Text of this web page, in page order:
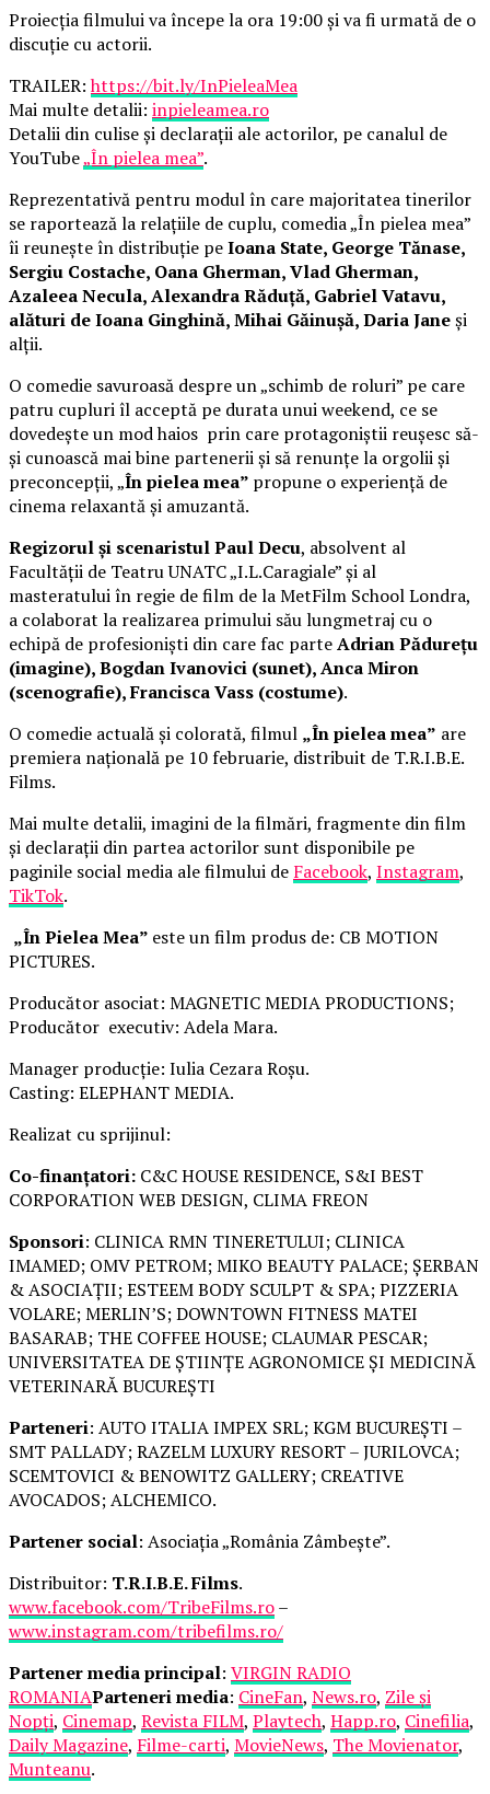
Proiecția filmului va începe la ora 19:00 și va fi urmată de o
discuție cu actorii.
TRAILER:https://bit.ly/InPieleaMea
Mai multe detalii: inpieleamea.ro
Detalii din culise și declarații ale actorilor, pe canalul de
YouTube„În pielea mea”.
Reprezentativă pentru modul în care majoritatea tinerilor
se raportează la relațiile de cuplu, comedia „În pielea mea”
îi reunește în distribuție peIoana State, George Tănase,
Sergiu Costache, Oana Gherman, Vlad Gherman,
Azaleea Necula, Alexandra Răduță, Gabriel Vatavu,
alături de Ioana Ginghină, Mihai Găinușă, Daria Janeși
alții.
O comedie savuroasă despre un „schimb de roluri” pe care
patru cupluri îl acceptă pe durata unui weekend, ce se
dovedește un mod haios prin care protagoniștii reușesc să-
și cunoască mai bine partenerii și să renunțe la orgolii și
preconcepții, „În pielea mea” propune o experiență de
cinema relaxantă și amuzantă.
Regizorul și scenaristul Paul Decu, absolvent al
Facultății de Teatru UNATC „I.L.Caragiale” și al
masteratului în regie de film de la MetFilm School Londra,
a colaborat la realizarea primului său lungmetraj cu o
echipă de profesioniști din care fac parteAdrian Pădurețu
(imagine), Bogdan Ivanovici (sunet), Anca Miron
(scenografie), Francisca Vass (costume).
O comedie actuală și colorată, filmul „În pielea mea” are
premiera națională pe 10 februarie, distribuit de T.R.I.B.E.
Films.
Mai multe detalii, imagini de la filmări, fragmente din film
și declarații din partea actorilor sunt disponibile pe
paginile social media ale filmului de Facebook, Instagram,
TikTok.
„În Pielea Mea” este un film produs de: CB MOTION
PICTURES.
Producător asociat: MAGNETIC MEDIA PRODUCTIONS;
Producător executiv: Adela Mara.
Manager producție: Iulia Cezara Roșu.
Casting: ELEPHANT MEDIA.
Realizat cu sprijinul:
Co-finanțatori: C&C HOUSE RESIDENCE, S&I BEST
CORPORATION WEB DESIGN, CLIMA FREON
Sponsori: CLINICA RMN TINERETULUI; CLINICA
IMAMED; OMV PETROM; MIKO BEAUTY PALACE; ȘERBAN
& ASOCIAȚII; ESTEEM BODY SCULPT & SPA; PIZZERIA
VOLARE; MERLIN’S; DOWNTOWN FITNESS MATEI
BASARAB; THE COFFEE HOUSE; CLAUMAR PESCAR;
UNIVERSITATEA DE ȘTIINȚE AGRONOMICE ȘI MEDICINĂ
VETERINARĂ BUCUREȘTI
Parteneri: AUTO ITALIA IMPEX SRL; KGM BUCUREȘTI –
SMT PALLADY; RAZELM LUXURY RESORT – JURILOVCA;
SCEMTOVICI & BENOWITZ GALLERY; CREATIVE
AVOCADOS; ALCHEMICO.
Partener social: Asociația „România Zâmbește”.
Distribuitor: T.R.I.B.E. Films.
www.facebook.com/TribeFilms.ro–
www.instagram.com/tribefilms.ro/
Partener media principal: VIRGIN RADIO
ROMANIAParteneri media: CineFan, News.ro, Zile și
Nopți, Cinemap, Revista FILM, Playtech, Happ.ro, Cinefilia,
Daily Magazine, Filme-carti, MovieNews, The Movienator,
Munteanu.